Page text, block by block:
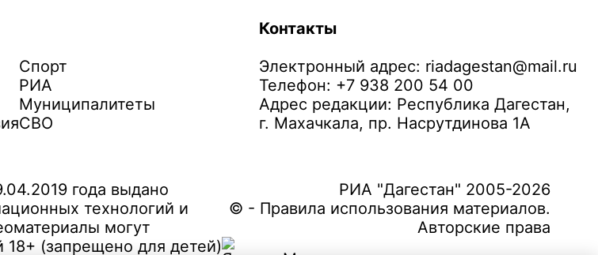
Спорт
РИА
Муниципалитеты
СВО
Контакты
Электронный адрес: riadagestan@mail.ru
Телефон: +7 938 200 54 00
Адрес редакции: Республика Дагестан,
г. Махачкала, пр. Насрутдинова 1А
года выдано
технологий и
могут
(запрещено для детей)
РИА "Дагестан" 2005-2026
© - Правила использования материалов.
Авторские права